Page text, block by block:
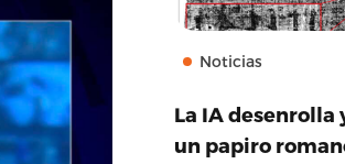
Noticias
La IA desenrolla
un papiro